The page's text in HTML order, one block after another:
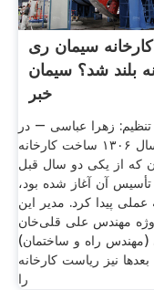
سیمان ری
بلند شد؟ سیمان
خبر
تنظیم: زهرا عباسی – در
سال ۱۳۰۶ ساخت کارخانه
که از یکی دو سال قبل
آن آغاز شده بود،
عملی پیدا کرد. مدیر این
مهندس علی قلی‌خان
(مهندس راه و ساختمان)
بعدها نیز ریاست کارخانه
را